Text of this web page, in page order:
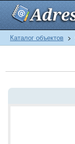
Каталог объектов >